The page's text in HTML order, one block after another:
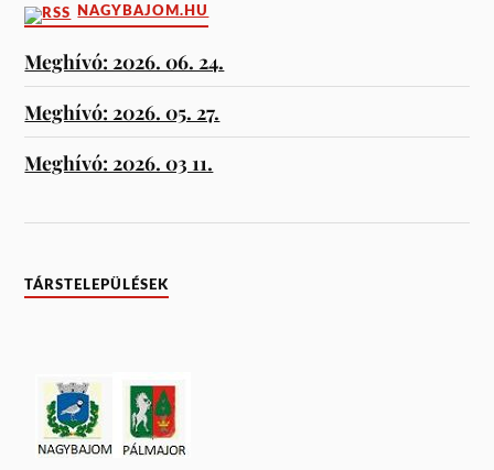
NAGYBAJOM.HU
Meghívó: 2026. 06. 24.
Meghívó: 2026. 05. 27.
Meghívó: 2026. 03 11.
TÁRSTELEPÜLÉSEK